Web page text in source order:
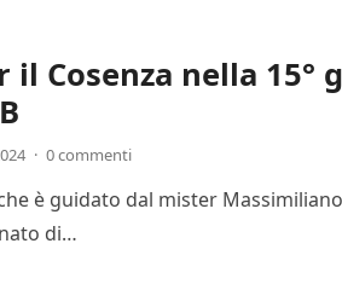
il Cosenza nella
· 0 commenti
è guidato dal mister
di…